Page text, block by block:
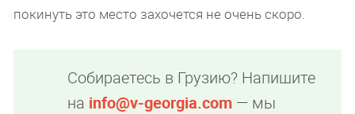
покинуть это место захочется не очень скоро.
Собираетесь в Грузию? Напишите
на info@v-georgia.com — мы